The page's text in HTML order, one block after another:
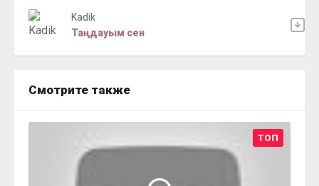
Kadik
Таңдауым сен
Смотрите также
ТОП